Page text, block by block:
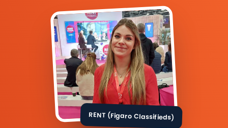
RENT (Figaro Classifieds)